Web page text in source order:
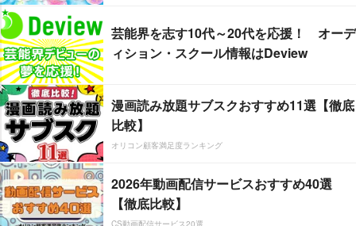
芸能界を志す10代～20代を応援！ オーデ
ィション・スクール情報はDeview
漫画読み放題サブスクおすすめ11選【徹底
比較】
オリコン顧客満足度ランキング
2026年動画配信サービスおすすめ40選
【徹底比較】
CS動画配信サービス20選